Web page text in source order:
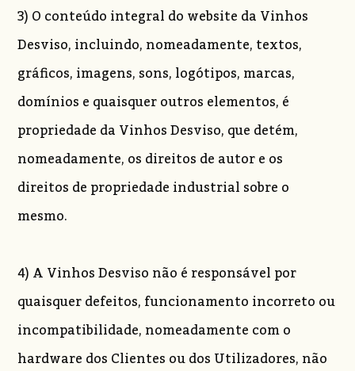
3) O conteúdo integral do website da Vinhos
Desviso, incluindo, nomeadamente, textos,
gráficos, imagens, sons, logótipos, marcas,
domínios e quaisquer outros elementos, é
propriedade da Vinhos Desviso, que detém,
nomeadamente, os direitos de autor e os
direitos de propriedade industrial sobre o
mesmo.
4) A Vinhos Desviso não é responsável por
quaisquer defeitos, funcionamento incorreto ou
incompatibilidade, nomeadamente com o
hardware dos Clientes ou dos Utilizadores, não